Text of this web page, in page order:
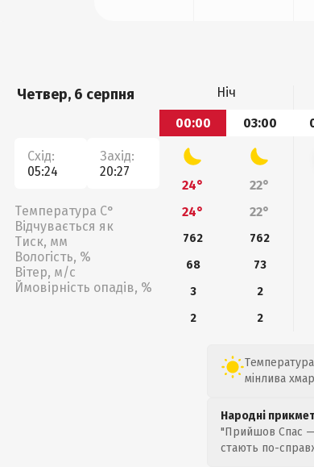
Четвер, 6 серпня
Схід:
05:24
Захід:
20:27
Температура С°
Відчувається як
Тиск, мм
Вологість, %
Вітер, м/с
Ймовірність опадів, %
Ніч
00:00
03:00
24° 22°
24°
22°
762 762
68
73
3
2
2
2
Температура
мінлива
Народні
"Прийшов Спас —
стають по-